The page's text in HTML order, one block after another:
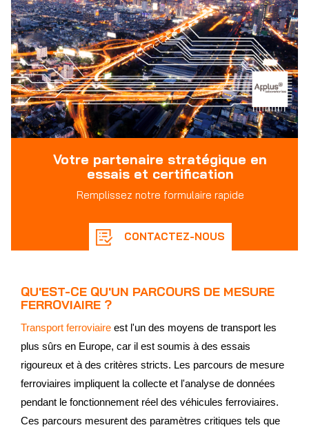
Votre partenaire stratégique en
essais et certification
Remplissez notre formulaire rapide
CONTACTEZ-NOUS
QU'EST-CE QU'UN PARCOURS DE MESURE
FERROVIAIRE ?
Transport ferroviaire est l'un des moyens de transport les
plus sûrs en Europe, car il est soumis à des essais
rigoureux et à des critères stricts. Les parcours de mesure
ferroviaires impliquent la collecte et l'analyse de données
pendant le fonctionnement réel des véhicules ferroviaires.
Ces parcours mesurent des paramètres critiques tels que